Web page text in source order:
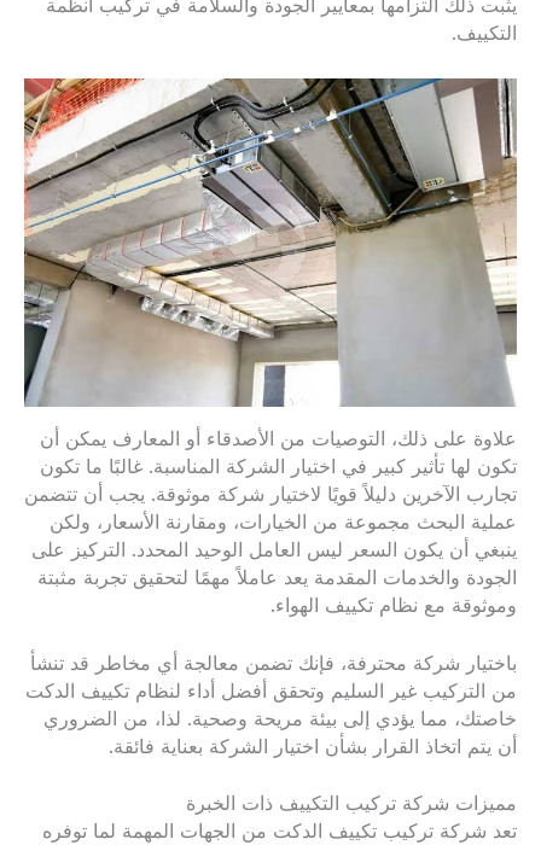
يثبت ذلك التزامها بمعايير الجودة والسلامة في تركيب أنظمة
التكييف.
علاوة على ذلك، التوصيات من الأصدقاء أو المعارف يمكن أن
تكون لها تأثير كبير في اختيار الشركة المناسبة. غالبًا ما تكون
تجارب الآخرين دليلاً قويًا لاختيار شركة موثوقة. يجب أن تتضمن
عملية البحث مجموعة من الخيارات، ومقارنة الأسعار، ولكن
ينبغي أن يكون السعر ليس العامل الوحيد المحدد. التركيز على
الجودة والخدمات المقدمة يعد عاملاً مهمًا لتحقيق تجربة مثبتة
وموثوقة مع نظام تكييف الهواء.
باختيار شركة محترفة، فإنك تضمن معالجة أي مخاطر قد تنشأ
من التركيب غير السليم وتحقق أفضل أداء لنظام تكييف الدكت
خاصتك، مما يؤدي إلى بيئة مريحة وصحية. لذا، من الضروري
أن يتم اتخاذ القرار بشأن اختيار الشركة بعناية فائقة.
مميزات شركة تركيب التكييف ذات الخبرة
تعد شركة تركيب تكييف الدكت من الجهات المهمة لما توفره